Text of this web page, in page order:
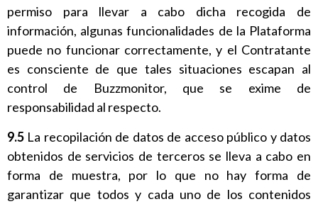
permiso para llevar a cabo dicha recogida de
información, algunas funcionalidades de la Plataforma
puede no funcionar correctamente, y el Contratante
es consciente de que tales situaciones escapan al
control de Buzzmonitor, que se exime de
responsabilidad al respecto.
9.5 La recopilación de datos de acceso público y datos
obtenidos de servicios de terceros se lleva a cabo en
forma de muestra, por lo que no hay forma de
garantizar que todos y cada uno de los contenidos